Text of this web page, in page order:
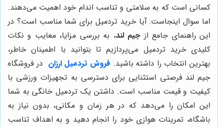
کسانی است که به سلامتی و تناسب اندام خود اهمیت می‌دهند.
اما سوال اینجاست: آیا خرید تردمیل برای شما مناسب است؟ در
این راهنمای جامع از جیم لند، به بررسی مزایا، معایب و نکات
کلیدی خرید تردمیل می‌پردازیم تا بتوانید با اطمینان خاطر،
بهترین انتخاب را داشته باشید. فروش تردمیل ارزان در فروشگاه
جیم لند فرصتی استثنایی برای دسترسی به تجهیزات ورزشی با
کیفیت و قیمت مناسب است. داشتن یک تردمیل خانگی به شما
این امکان را می‌دهد که در هر زمان و مکانی، بدون نیاز به
باشگاه، تمرینات هوازی خود را انجام دهید و به اهداف تناسب